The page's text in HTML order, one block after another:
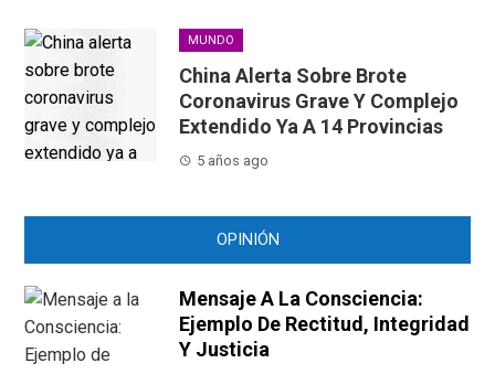
MUNDO
China Alerta Sobre Brote
Coronavirus Grave Y Complejo
Extendido Ya A 14 Provincias
5 años ago
OPINIÓN
Mensaje A La Consciencia:
Ejemplo De Rectitud, Integridad
Y Justicia